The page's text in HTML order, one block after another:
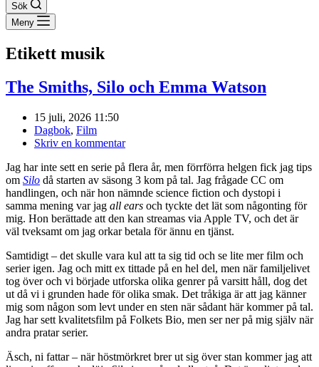
Sök
Meny
Etikett musik
The Smiths, Silo och Emma Watson
15 juli, 2026 11:50
Dagbok, Film
Skriv en kommentar
Jag har inte sett en serie på flera år, men förrförra helgen fick jag tips
om Silo då starten av säsong 3 kom på tal. Jag frågade CC om
handlingen, och när hon nämnde science fiction och dystopi i
samma mening var jag all ears och tyckte det lät som någonting för
mig. Hon berättade att den kan streamas via Apple TV, och det är
väl tveksamt om jag orkar betala för ännu en tjänst.
Samtidigt – det skulle vara kul att ta sig tid och se lite mer film och
serier igen. Jag och mitt ex tittade på en hel del, men när familjelivet
tog över och vi började utforska olika genrer på varsitt håll, dog det
ut då vi i grunden hade för olika smak. Det tråkiga är att jag känner
mig som någon som levt under en sten när sådant här kommer på tal.
Jag har sett kvalitetsfilm på Folkets Bio, men ser ner på mig själv när
andra pratar serier.
Äsch, ni fattar – när höstmörkret brer ut sig över stan kommer jag att